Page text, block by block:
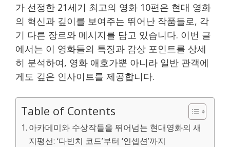
가 선정한 21세기 최고의 영화 10편은 현대 영화
의 혁신과 깊이를 보여주는 뛰어난 작품들로, 각
기 다른 장르와 메시지를 담고 있습니다. 이번 글
에서는 이 영화들의 특징과 감상 포인트를 상세
히 분석하여, 영화 애호가뿐 아니라 일반 관객에
게도 깊은 인사이트를 제공합니다.
Table of Contents
아카데미와 수상작들을 뛰어넘는 현대영화의 새
지평선: ‘다빈치 코드’부터 ‘인셉션’까지